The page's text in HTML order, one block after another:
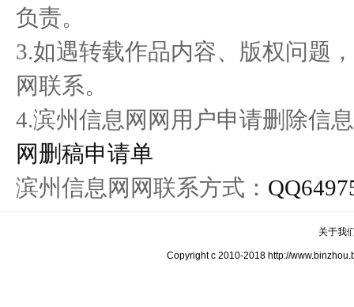
负责。
3.如遇转载作品内容、版权问题
网联系。
4.滨州信息网网用户申请删除信
网删稿申请单
滨州信息网网联系方式：
关于我
Copyright c 2010-2018 http://